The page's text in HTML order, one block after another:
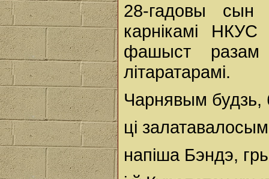
28-гадовы сын
карнікамі
фашыст разам
літаратарамі.
Чарнявым будзь,
ці
напіша Бэндэ,